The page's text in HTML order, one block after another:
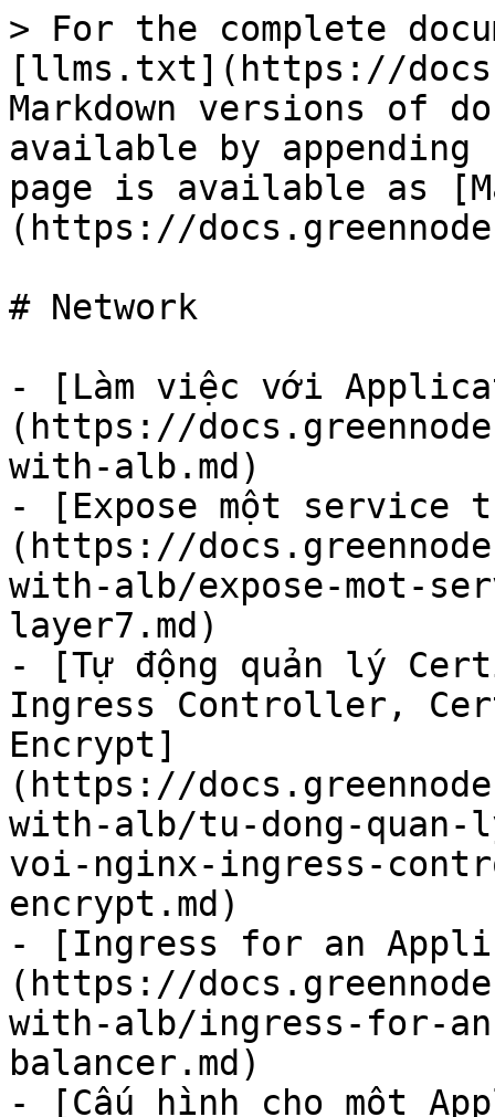
> For the complete
[llms.txt](https://
Markdown versions of
available by
page is available as
(https://
# Network
- [Làm việc với
(https://
with-alb.md)
- [Expose một service
(https://
with-alb/expose-mot-
layer7.md)
- [Tự động quản lý
Ingress Controller,
Encrypt]
(https://
with-alb/tu-dong-
voi-nginx-ingress-
encrypt.md)
- [Ingress for an
(https://
with-alb/ingress-for-
balancer.md)
- [Cấu hình cho một